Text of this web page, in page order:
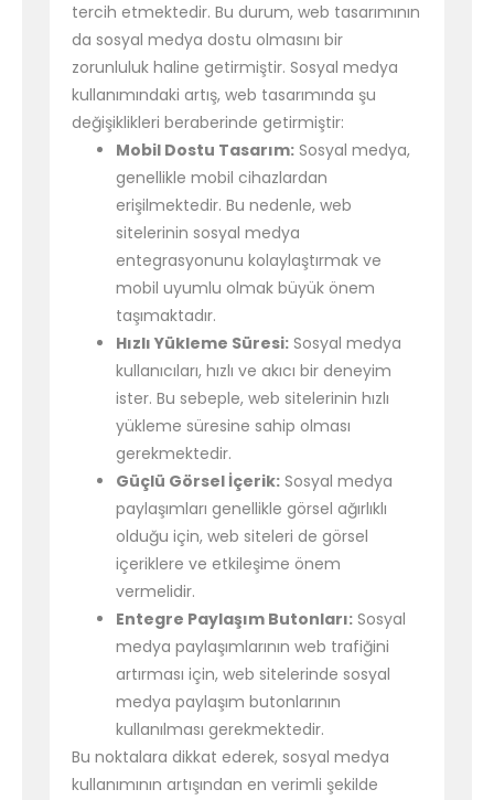
tercih etmektedir. Bu durum, web tasarımının
da sosyal medya dostu olmasını bir
zorunluluk haline getirmiştir. Sosyal medya
kullanımındaki artış, web tasarımında şu
değişiklikleri beraberinde getirmiştir:
Mobil Dostu Tasarım: Sosyal medya,
genellikle mobil cihazlardan
erişilmektedir. Bu nedenle, web
sitelerinin sosyal medya
entegrasyonunu kolaylaştırmak ve
mobil uyumlu olmak büyük önem
taşımaktadır.
Hızlı Yükleme Süresi: Sosyal medya
kullanıcıları, hızlı ve akıcı bir deneyim
ister. Bu sebeple, web sitelerinin hızlı
yükleme süresine sahip olması
gerekmektedir.
Güçlü Görsel İçerik: Sosyal medya
paylaşımları genellikle görsel ağırlıklı
olduğu için, web siteleri de görsel
içeriklere ve etkileşime önem
vermelidir.
Entegre Paylaşım Butonları: Sosyal
medya paylaşımlarının web trafiğini
artırması için, web sitelerinde sosyal
medya paylaşım butonlarının
kullanılması gerekmektedir.
Bu noktalara dikkat ederek, sosyal medya
kullanımının artışından en verimli şekilde